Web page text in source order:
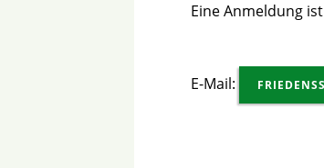
Eine Anmeldung
E-Mail: